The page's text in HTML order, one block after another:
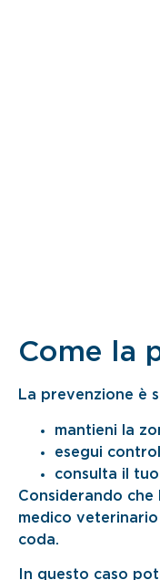
Come la
La prevenzione è
mantieni la
esegui
consulta il
Considerando
medico
coda.
In questo caso